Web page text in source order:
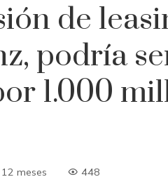
de
podría
1.000
meses 448